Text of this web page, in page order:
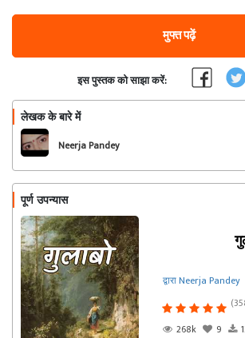
मुफ्त पढ़ें
इस पुस्तक को साझा करें:
लेखक के बारे में
Neerja Pandey
पूर्ण उपन्यास
द्वारा Neerja Pandey
268k
9